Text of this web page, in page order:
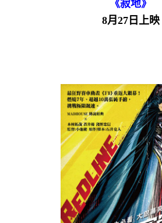
《寂地》
8月27日上映